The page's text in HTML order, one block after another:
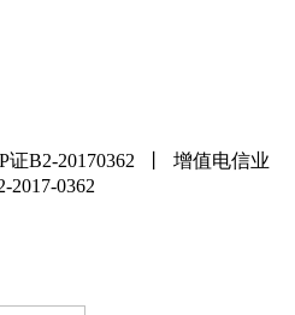
证B2-20170362 丨 增值电信业
0362